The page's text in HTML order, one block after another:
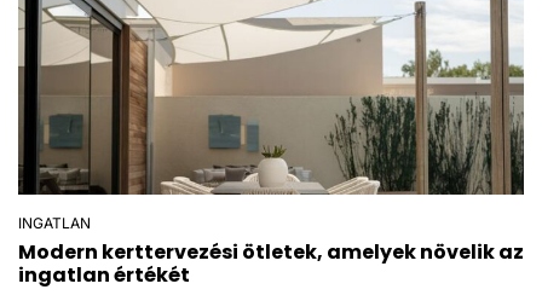
POSTED
IN
INGATLAN
Modern kerttervezési ötletek, amelyek növelik az
ingatlan értékét